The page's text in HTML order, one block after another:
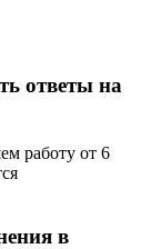
ответы на
работу от 6
в